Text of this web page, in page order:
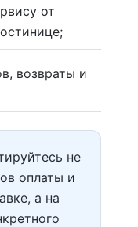
от
возвраты и
не
оплаты и
а на